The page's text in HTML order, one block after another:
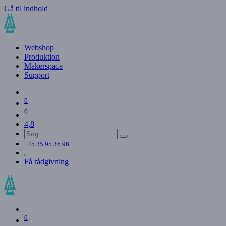
Gå til indhold
Webshop
Produktion
Makerspace
Support
0
0
4,8
+45 35 95 36 96
Få rådgivning
0